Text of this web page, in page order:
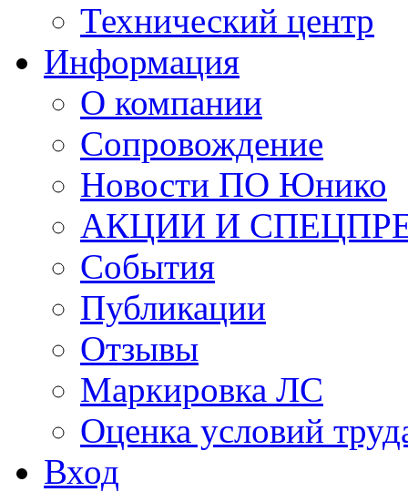
Технический центр
Информация
О компании
Сопровождение
Новости ПО Юнико
АКЦИИ И
События
Публикации
Отзывы
Маркировка ЛС
Оценка условий
Вход